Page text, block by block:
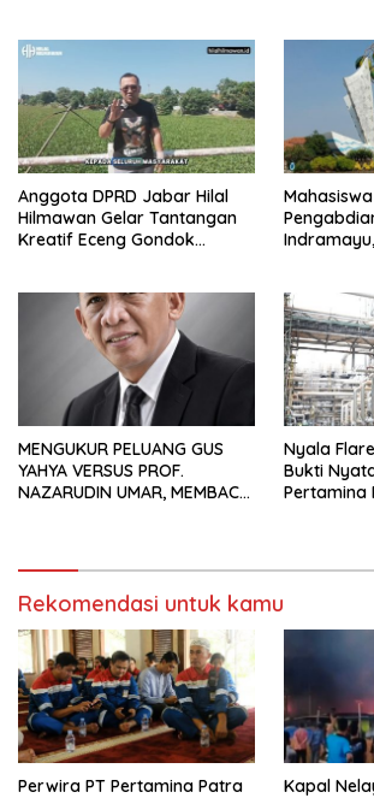
Anggota DPRD Jabar Hilal
Hilmawan Gelar Tantangan
Kreatif Eceng Gondok
MENGUKUR PELUANG GUS
YAHYA VERSUS PROF.
NAZARUDIN UMAR, MEMBACA
Nyala
Bukti
Pertamina
Rekomendasi untuk kamu
Perwira PT Pertamina Patra
Kapal